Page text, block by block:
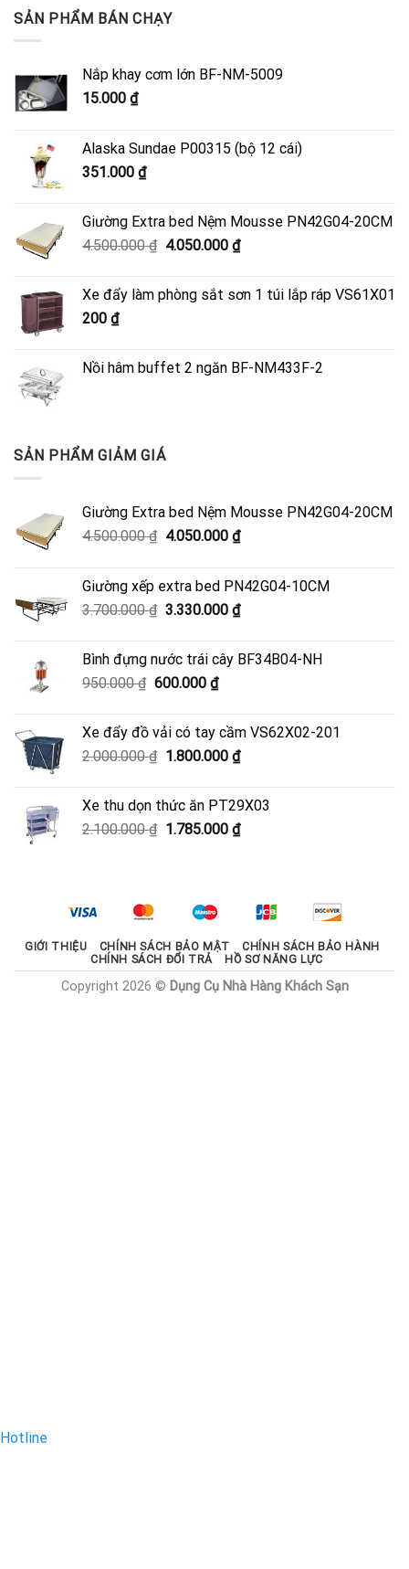
SẢN PHẨM BÁN CHẠY
Nắp khay cơm lớn BF-NM-5009
15.000 ₫
Alaska Sundae P00315 (bộ 12 cái)
351.000 ₫
Giường Extra bed Nệm Mousse PN42G04-20CM
4.500.000₫ Giá
4.500.000 ₫.
4.050.000 ₫Giá
là:
Xe đẩy làm phòng sắt sơn 1 túi lắp ráp VS61X01
200 ₫
Nồi hâm buffet 2 ngăn BF-NM433F-2
SẢN PHẨM GIẢM GIÁ
Giường Extra bed Nệm Mousse PN42G04-20CM
4.500.000₫ Giá
4.500.000 ₫.
4.050.000 ₫Giá
là:
4.050.000 ₫.
Giường xếp extra bed PN42G04-10CM
3.700.000₫ Giá
3.700.000 ₫.
3.330.000 ₫Giá
là:
Bình đựng nước trái cây BF34B04-NH
950.000₫ Giá
950.000 ₫.
600.000 ₫Giá
là:
600.000 ₫.
Xe đẩy đồ vải có tay cầm VS62X02-201
2.000.000₫ Giá
2.000.000 ₫.
1.800.000 ₫Giá
là:
1.800.000 ₫.
Xe thu dọn thức ăn PT29X03
2.100.000₫ Giá
1.785.000 ₫Giá
1.785.000 ₫.
GIỚI THIỆU CHÍNH SÁCH BẢO MẬT
CHÍNH SÁCH BẢO HÀNH
CHÍNH SÁCH ĐỔI TRẢ
HỒ SƠ NĂNG LỰC
Copyright 2026 © Dụng Cụ Nhà Hàng Khách Sạn
Hotline